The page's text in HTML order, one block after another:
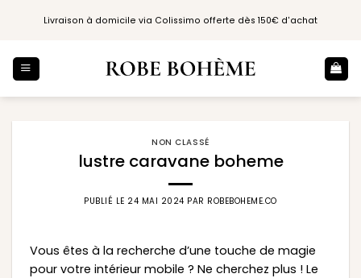
Livraison à domicile via Colissimo offerte dès 150€ d'achat
NON CLASSÉ
lustre caravane boheme
PUBLIÉ LE 24 MAI 2024 PAR ROBEBOHEME.CO
Vous êtes à la recherche d’une touche de magie
pour votre intérieur mobile ? Ne cherchez plus ! Le